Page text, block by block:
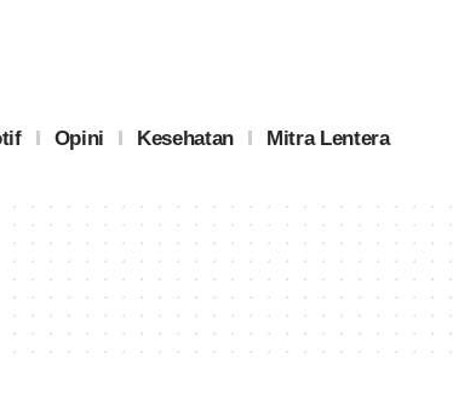
Opini Kesehatan Mitra Lentera